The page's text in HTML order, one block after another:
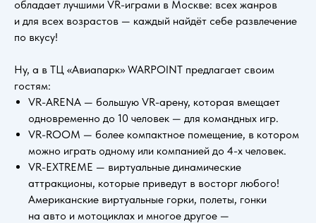
обладает лучшими VR-играми в Москве: всех жанров
и для всех возрастов — каждый найдёт себе развлечение
по вкусу!
Ну, а в ТЦ «Авиапарк» WARPOINT предлагает своим
гостям:
VR-ARENA — большую VR-арену, которая вмещает
одновременно до 10 человек — для командных игр.
VR-ROOM — более компактное помещение, в котором
можно играть одному или компанией до 4-х человек.
VR-EXTREME — виртуальные динамические
аттракционы, которые приведут в восторг любого!
Американские виртуальные горки, полеты, гонки
на авто и мотоциклах и многое другое —